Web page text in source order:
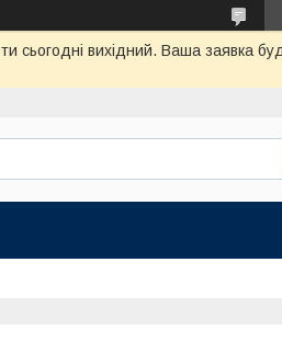
сьогодні вихідний. Ваша заявка